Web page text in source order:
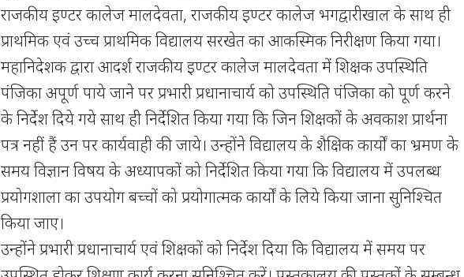
राजकीय इण्टर कालेज मालदेवता, राजकीय इण्टर कालेज भगद्वारीखाल के साथ ही
प्राथमिक एवं उच्च प्राथमिक विद्यालय सरखेत का आकस्मिक निरीक्षण किया गया।
महानिदेशक द्वारा आदर्श राजकीय इण्टर कालेज मालदेवता में शिक्षक उपस्थिति
पंजिका अपूर्ण पाये जाने पर प्रभारी प्रधानाचार्य को उपस्थिति पंजिका को पूर्ण करने
के निर्देश दिये गये साथ ही निर्देशित किया गया कि जिन शिक्षकों के अवकाश प्रार्थना
पत्र नहीं हैं उन पर कार्यवाही की जाये। उन्होंने विद्यालय के शैक्षिक कार्यों का भ्रमण के
समय विज्ञान विषय के अध्यापकों को निर्देशित किया गया कि विद्यालय में उपलब्ध
प्रयोगशाला का उपयोग बच्चों को प्रयोगात्मक कार्यों के लिये किया जाना सुनिश्चित
किया जाए।
उन्होंने प्रभारी प्रधानाचार्य एवं शिक्षकों को निर्देश दिया कि विद्यालय में समय पर